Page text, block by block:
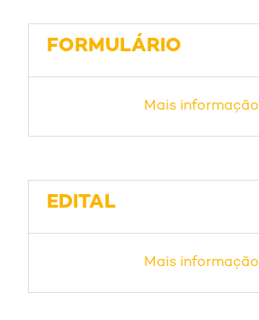
FORMULÁRIO
Mais informação
EDITAL
Mais informação